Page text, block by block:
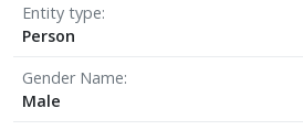
Entity type
Person
Gender Name
Male